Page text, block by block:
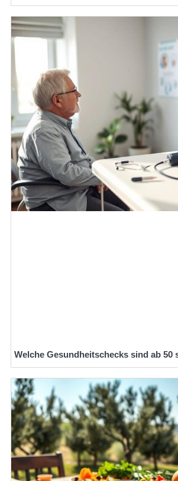
Welche Gesundheitschecks sind ab 50